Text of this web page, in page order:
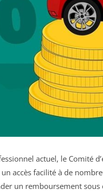
actuel, le Comité
accès facilité à de
un remboursement